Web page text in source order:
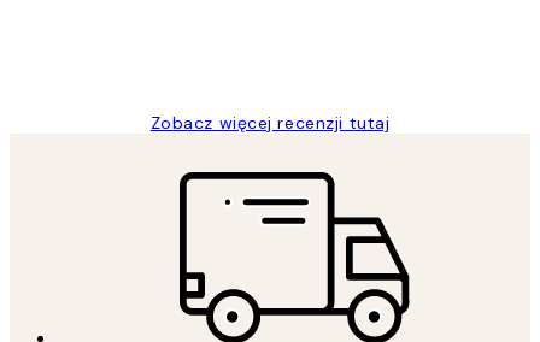
Zobacz więcej recenzji tutaj